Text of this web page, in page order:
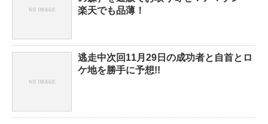
楽天でも品薄！
逃走中次回11月29日の成功者と自首とロ
ケ地を勝手に予想!!